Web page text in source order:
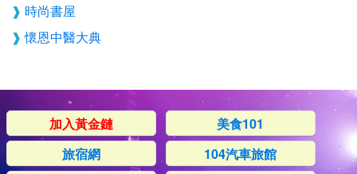
時尚書屋
懷恩中醫大典
加入黃金鏈
美食101
旅宿網
104汽車旅館